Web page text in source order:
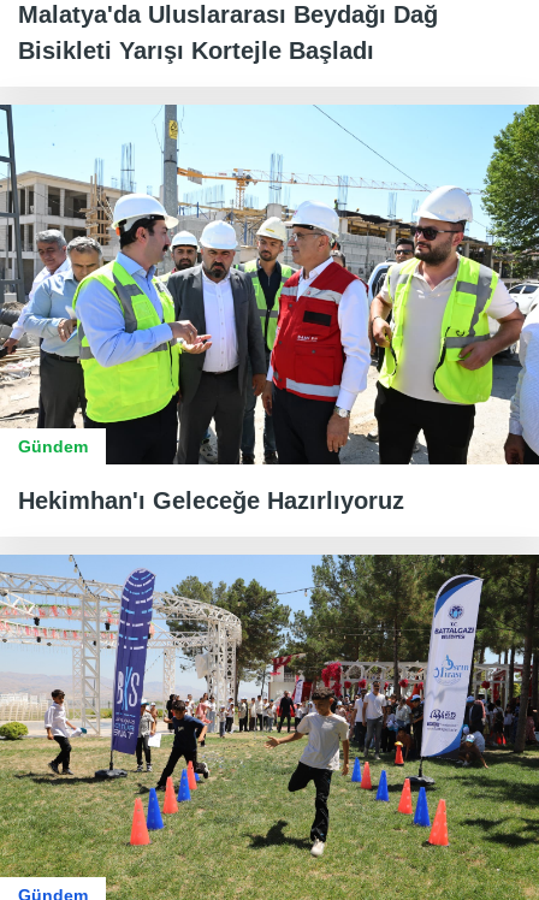
Malatya'da Uluslararası Beydağı Dağ
Bisikleti Yarışı Kortejle Başladı
Gündem
Hekimhan'ı Geleceğe Hazırlıyoruz
Gündem